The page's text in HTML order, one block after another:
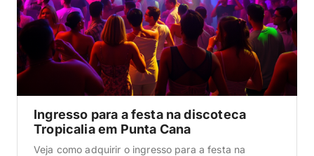
Ingresso para a festa na discoteca
Tropicalia em Punta Cana
Veja como adquirir o ingresso para a festa na